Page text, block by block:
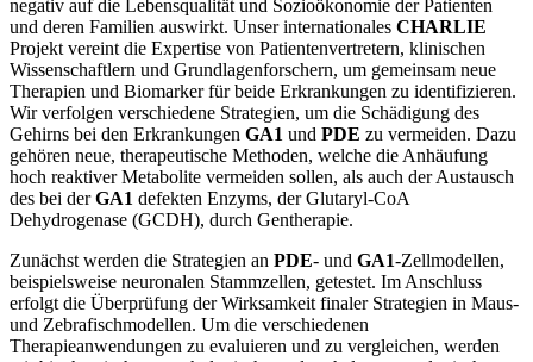
negativ auf die Lebensqualität und Sozioökonomie der Patienten
und deren Familien auswirkt. Unser internationales CHARLIE
Projekt vereint die Expertise von Patientenvertretern, klinischen
Wissenschaftlern und Grundlagenforschern, um gemeinsam neue
Therapien und Biomarker für beide Erkrankungen zu identifizieren.
Wir verfolgen verschiedene Strategien, um die Schädigung des
Gehirns bei den Erkrankungen GA1 und PDE zu vermeiden. Dazu
gehören neue, therapeutische Methoden, welche die Anhäufung
hoch reaktiver Metabolite vermeiden sollen, als auch der Austausch
des bei derGA1 defekten Enzyms, der Glutaryl-CoA
Dehydrogenase (GCDH), durch Gentherapie.
Zunächst werden die Strategien an PDE- und GA1-Zellmodellen,
beispielsweise neuronalen Stammzellen, getestet. Im Anschluss
erfolgt die Überprüfung der Wirksamkeit finaler Strategien in Maus-
und Zebrafischmodellen. Um die verschiedenen
Therapieanwendungen zu evaluieren und zu vergleichen, werden